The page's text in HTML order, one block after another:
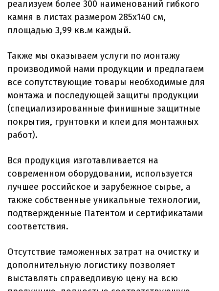
реализуем более 300 наименований гибкого
камня в листах размером 285х140 см,
площадью 3,99 кв.м каждый.
Также мы оказываем услуги по монтажу
производимой нами продукции и предлагаем
все сопутствующие товары необходимые для
монтажа и последующей защиты продукции
(специализированные финишные защитные
покрытия, грунтовки и клеи для монтажных
работ).
Вся продукция изготавливается на
современном оборудовании, используется
лучшее российское и зарубежное сырье, а
также собственные уникальные технологии,
подтвержденные Патентом и сертификатами
соответствия.
Отсутствие таможенных затрат на очистку и
дополнительную логистику позволяет
выставлять справедливую цену на всю